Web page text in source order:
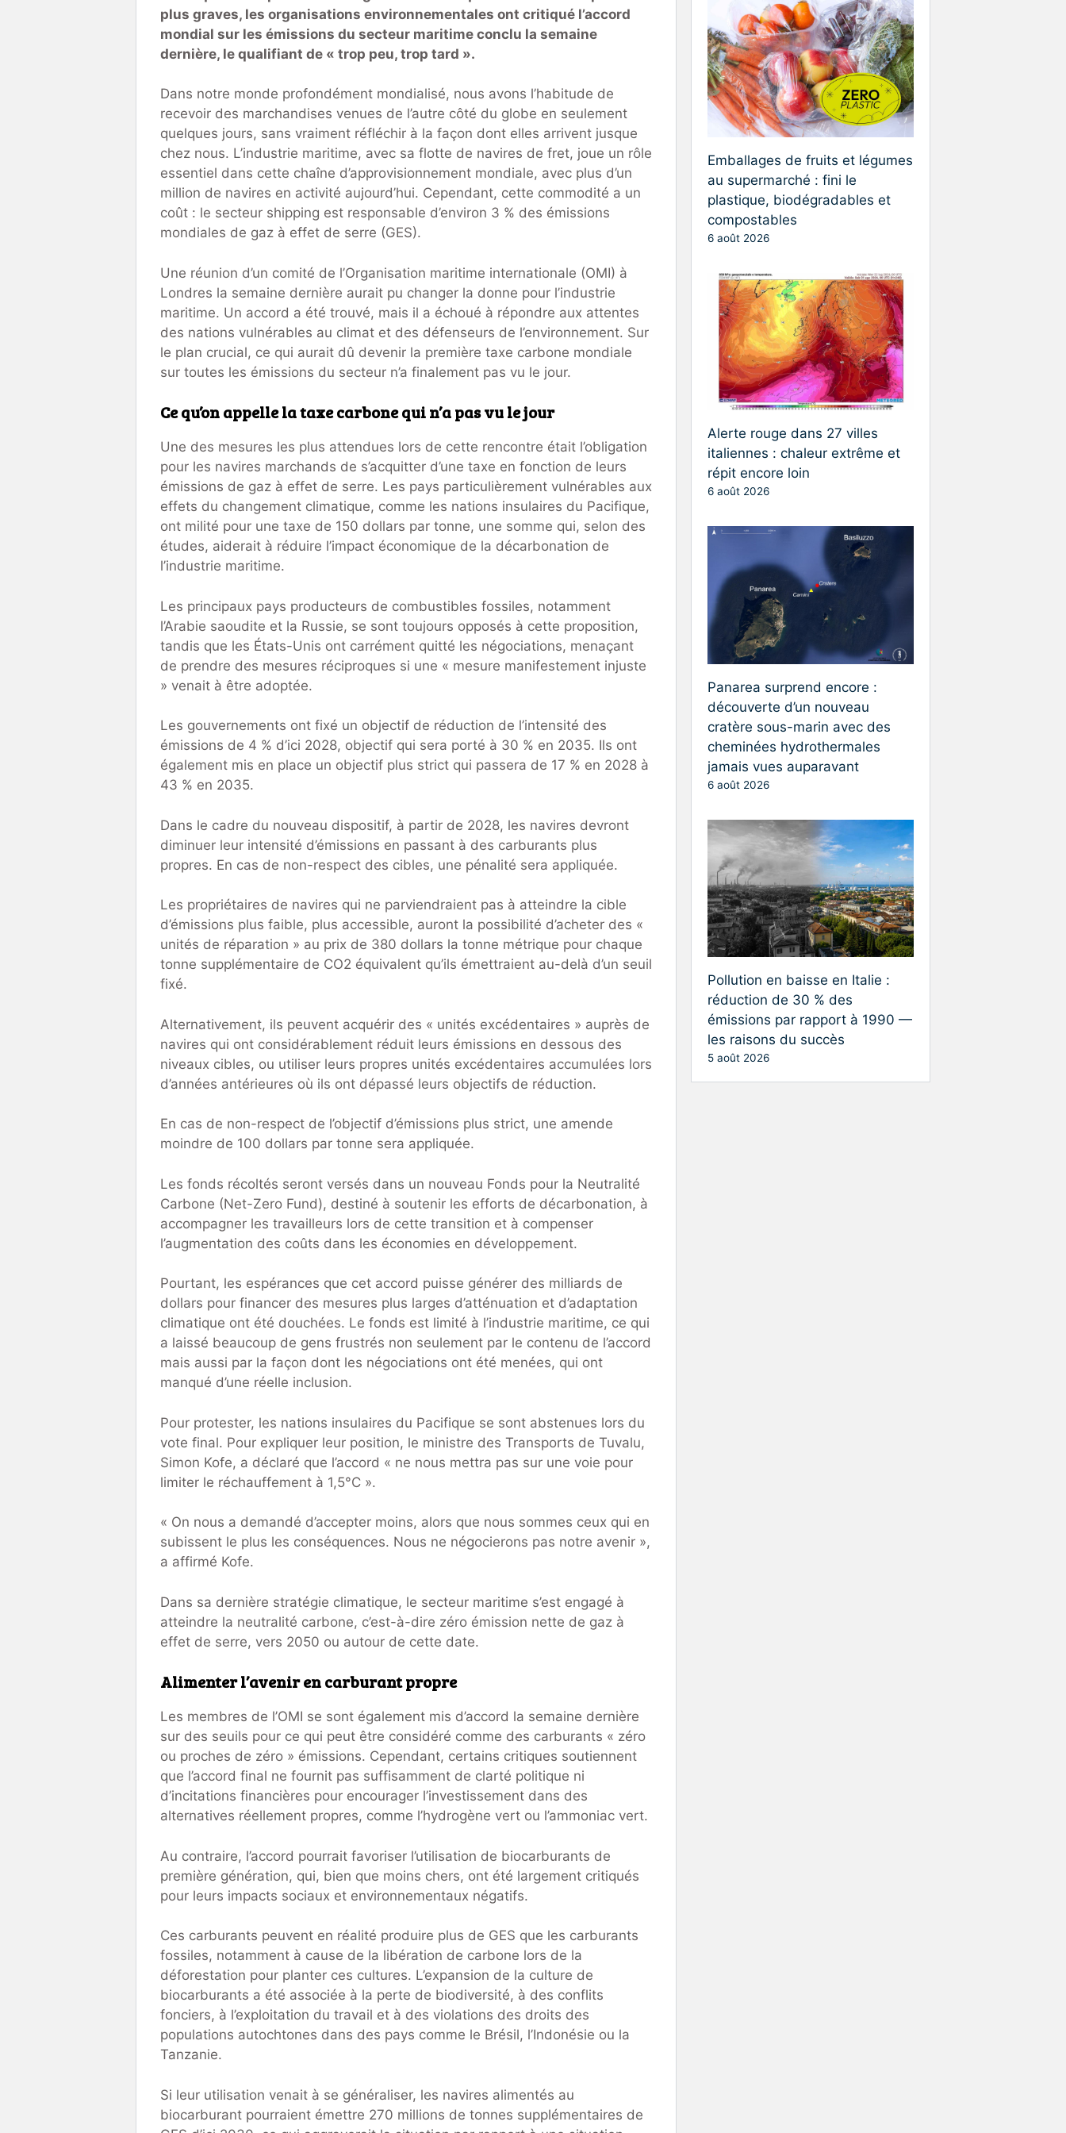
plus graves, les organisations environnementales ont critiqué l’accord
mondial sur les émissions du secteur maritime conclu la semaine
dernière, le qualifiant de « trop peu, trop tard ».
Dans notre monde profondément mondialisé, nous avons l’habitude de
recevoir des marchandises venues de l’autre côté du globe en seulement
quelques jours, sans vraiment réfléchir à la façon dont elles arrivent jusque
chez nous. L’industrie maritime, avec sa flotte de navires de fret, joue un rôle
essentiel dans cette chaîne d’approvisionnement mondiale, avec plus d’un
million de navires en activité aujourd’hui. Cependant, cette commodité a un
coût : le secteur shipping est responsable d’environ 3 % des émissions
mondiales de gaz à effet de serre (GES).
Une réunion d’un comité de l’Organisation maritime internationale (OMI) à
Londres la semaine dernière aurait pu changer la donne pour l’industrie
maritime. Un accord a été trouvé, mais il a échoué à répondre aux attentes
des nations vulnérables au climat et des défenseurs de l’environnement. Sur
le plan crucial, ce qui aurait dû devenir la première taxe carbone mondiale
sur toutes les émissions du secteur n’a finalement pas vu le jour.
Ce qu’on appelle la taxe carbone qui n’a pas vu le jour
Une des mesures les plus attendues lors de cette rencontre était l’obligation
pour les navires marchands de s’acquitter d’une taxe en fonction de leurs
émissions de gaz à effet de serre. Les pays particulièrement vulnérables aux
effets du changement climatique, comme les nations insulaires du Pacifique,
ont milité pour une taxe de 150 dollars par tonne, une somme qui, selon des
études, aiderait à réduire l’impact économique de la décarbonation de
l’industrie maritime.
Les principaux pays producteurs de combustibles fossiles, notamment
l’Arabie saoudite et la Russie, se sont toujours opposés à cette proposition,
tandis que les États-Unis ont carrément quitté les négociations, menaçant
de prendre des mesures réciproques si une « mesure manifestement injuste
» venait à être adoptée.
Les gouvernements ont fixé un objectif de réduction de l’intensité des
émissions de 4 % d’ici 2028, objectif qui sera porté à 30 % en 2035. Ils ont
également mis en place un objectif plus strict qui passera de 17 % en 2028 à
43 % en 2035.
Dans le cadre du nouveau dispositif, à partir de 2028, les navires devront
diminuer leur intensité d’émissions en passant à des carburants plus
propres. En cas de non-respect des cibles, une pénalité sera appliquée.
Les propriétaires de navires qui ne parviendraient pas à atteindre la cible
d’émissions plus faible, plus accessible, auront la possibilité d’acheter des «
unités de réparation » au prix de 380 dollars la tonne métrique pour chaque
tonne supplémentaire de CO2 équivalent qu’ils émettraient au-delà d’un seuil
fixé.
Alternativement, ils peuvent acquérir des « unités excédentaires » auprès de
navires qui ont considérablement réduit leurs émissions en dessous des
niveaux cibles, ou utiliser leurs propres unités excédentaires accumulées lors
d’années antérieures où ils ont dépassé leurs objectifs de réduction.
En cas de non-respect de l’objectif d’émissions plus strict, une amende
moindre de 100 dollars par tonne sera appliquée.
Les fonds récoltés seront versés dans un nouveau Fonds pour la Neutralité
Carbone (Net-Zero Fund), destiné à soutenir les efforts de décarbonation, à
accompagner les travailleurs lors de cette transition et à compenser
l’augmentation des coûts dans les économies en développement.
Pourtant, les espérances que cet accord puisse générer des milliards de
dollars pour financer des mesures plus larges d’atténuation et d’adaptation
climatique ont été douchées. Le fonds est limité à l’industrie maritime, ce qui
a laissé beaucoup de gens frustrés non seulement par le contenu de l’accord
mais aussi par la façon dont les négociations ont été menées, qui ont
manqué d’une réelle inclusion.
Pour protester, les nations insulaires du Pacifique se sont abstenues lors du
vote final. Pour expliquer leur position, le ministre des Transports de Tuvalu,
Simon Kofe, a déclaré que l’accord « ne nous mettra pas sur une voie pour
limiter le réchauffement à 1,5°C ».
« On nous a demandé d’accepter moins, alors que nous sommes ceux qui en
subissent le plus les conséquences. Nous ne négocierons pas notre avenir »,
a affirmé Kofe.
Dans sa dernière stratégie climatique, le secteur maritime s’est engagé à
atteindre la neutralité carbone, c’est-à-dire zéro émission nette de gaz à
effet de serre, vers 2050 ou autour de cette date.
Alimenter l’avenir en carburant propre
Les membres de l’OMI se sont également mis d’accord la semaine dernière
sur des seuils pour ce qui peut être considéré comme des carburants « zéro
ou proches de zéro » émissions. Cependant, certains critiques soutiennent
que l’accord final ne fournit pas suffisamment de clarté politique ni
d’incitations financières pour encourager l’investissement dans des
alternatives réellement propres, comme l’hydrogène vert ou l’ammoniac vert.
Au contraire, l’accord pourrait favoriser l’utilisation de biocarburants de
première génération, qui, bien que moins chers, ont été largement critiqués
pour leurs impacts sociaux et environnementaux négatifs.
Ces carburants peuvent en réalité produire plus de GES que les carburants
fossiles, notamment à cause de la libération de carbone lors de la
déforestation pour planter ces cultures. L’expansion de la culture de
biocarburants a été associée à la perte de biodiversité, à des conflits
fonciers, à l’exploitation du travail et à des violations des droits des
populations autochtones dans des pays comme le Brésil, l’Indonésie ou la
Tanzanie.
Si leur utilisation venait à se généraliser, les navires alimentés au
biocarburant pourraient émettre 270 millions de tonnes supplémentaires de
Emballages de fruits et légumes
au supermarché : fini le
plastique, biodégradables et
compostables
6 août 2026
Alerte rouge dans 27 villes
italiennes : chaleur extrême et
répit encore loin
6 août 2026
Panarea surprend encore :
découverte d’un nouveau
cratère sous-marin avec des
cheminées hydrothermales
jamais vues auparavant
6 août 2026
Pollution en baisse en Italie :
réduction de 30 % des
émissions par rapport à 1990 —
les raisons du succès
5 août 2026